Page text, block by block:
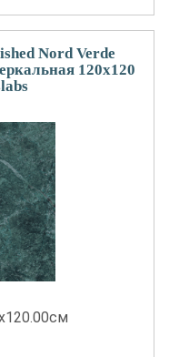
Nord Verde
120x120